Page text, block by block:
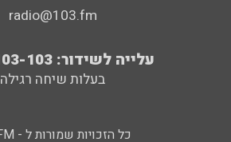
radio@103.fm
עלייה לשידור: 0552-103-103
בעלות שיחה רגילה
כל הזכויות שמורות ל - 103FM